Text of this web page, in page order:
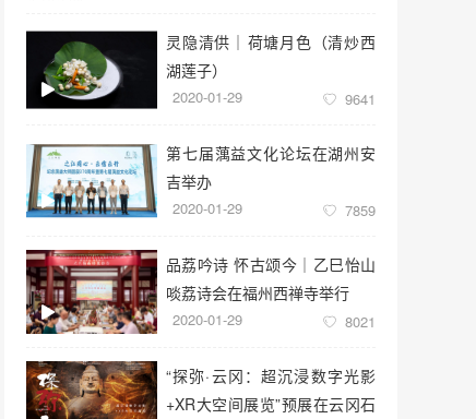
灵隐清供｜​荷塘月色（清炒西
湖莲子）
2020-01-29 9641
第七届蕅益文化论坛在湖州安
吉举办
2020-01-29 7859
品荔吟诗 怀古颂今｜乙巳怡山
啖荔诗会在福州西禅寺举行
2020-01-29 8021
“探弥·云冈：超沉浸数字光影
+XR大空间展览”预展在云冈石